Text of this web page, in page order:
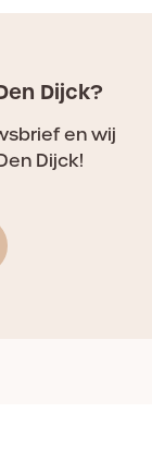
Dijck?
en wij
Dijck!